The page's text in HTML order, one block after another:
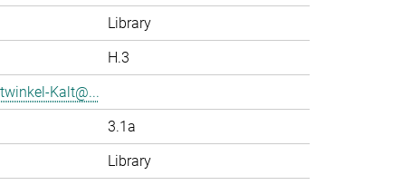
Library
H.3
Kalt@...
3.1a
Library